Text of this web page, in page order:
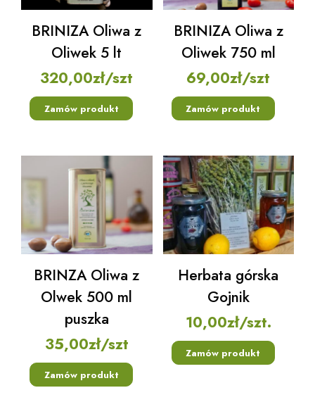
BRINIZA Oliwa z
Oliwek 5 lt
320,00zł/szt
Zamów produkt
BRINIZA Oliwa z
Oliwek 750 ml
69,00zł/szt
Zamów produkt
BRINZA Oliwa z
Olwek 500 ml
puszka
35,00zł/szt
Zamów produkt
Herbata górska
Gojnik
10,00zł/szt.
Zamów produkt